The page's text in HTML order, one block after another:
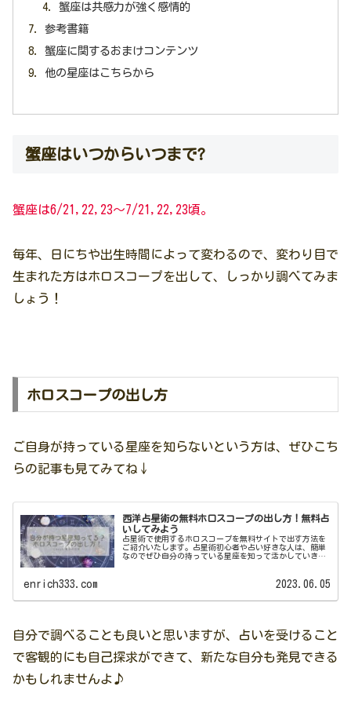
蟹座は共感力が強く感情的
参考書籍
蟹座に関するおまけコンテンツ
他の星座はこちらから
蟹座はいつからいつまで?
蟹座は6/21,22,23〜7/21,22,23頃。
毎年、日にちや出生時間によって変わるので、変わり目で
生まれた方はホロスコープを出して、しっかり調べてみま
しょう！
ホロスコープの出し方
ご自身が持っている星座を知らないという方は、ぜひこち
らの記事も見てみてね↓
西洋占星術の無料ホロスコープの出し方！無料占
いしてみよう
占星術で使用するホロスコープを無料サイトで出す方法を
ご紹介いたします。占星術初心者や占い好きな人は、簡単
なのでぜひ自分の持っている星座を知って活かしていきま
enrich333.com 2023.06.05
自分で調べることも良いと思いますが、占いを受けること
で客観的にも自己探求ができて、新たな自分も発見できる
かもしれませんよ♪